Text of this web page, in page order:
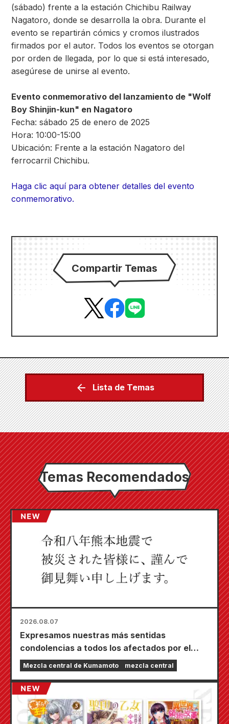
(sábado) frente a la estación Chichibu Railway
Nagatoro, donde se desarrolla la obra. Durante el
evento se repartirán cómics y cromos ilustrados
firmados por el autor. Todos los eventos se otorgan
por orden de llegada, por lo que si está interesado,
asegúrese de unirse al evento.
Evento conmemorativo del lanzamiento de "Wolf
Boy Shinjin-kun" en Nagatoro
Fecha: sábado 25 de enero de 2025
Hora: 10:00-15:00
Ubicación: Frente a la estación Nagatoro del
ferrocarril Chichibu.
Haga clic aquí para obtener detalles del evento
conmemorativo.
Compartir Temas
Lista de Temas
Temas Recomendados
2026.08.07
Expresamos nuestras más sentidas
condolencias a todos los afectados por el
terremoto de Kumamoto de 2026.
Mezcla central de Kumamoto mezcla central